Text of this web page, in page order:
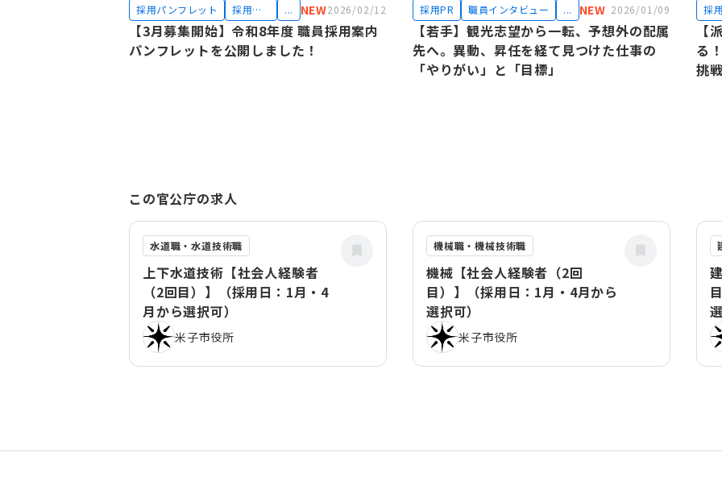
【3月募集開始】令和8年度 職員採用案内
パンフレットを公開しました！
採用パンフレット
採用試
験
... NEW2026/02/12
【若手】観光志望から一転、予想外の配属
先へ。異動、昇任を経て見つけた仕事の
「やりがい」と「目標」
採用PR 職員インタビュー ... NEW 2026/01/09
【
る
挑
採
この官公庁の求人
水道職・水道技術職
上下水道技術【社会人経験者
（2回目）】（採用日：1月・4
月から選択可）
米子市役所
機械職・機械技術職
機械【社会人経験者（2回
目）】（採用日：1月・4月から
選択可）
米子市役所